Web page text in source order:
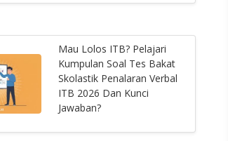
Mau Lolos ITB? Pelajari
Kumpulan Soal Tes Bakat
Skolastik Penalaran Verbal
ITB 2026 Dan Kunci
Jawaban?